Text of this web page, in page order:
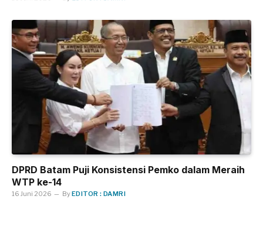
DPRD Batam Puji Konsistensi Pemko dalam Meraih
WTP ke-14
16 Juni 2026 ByEDITOR : DAMRI